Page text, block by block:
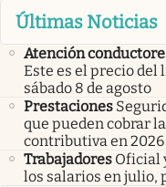
Últimas Noticias
Atención
Este es el precio del
sábado 8 de agosto
Prestaciones
que pueden cobrar
contributiva en 2026
Trabajadores Oficial
los salarios en julio,